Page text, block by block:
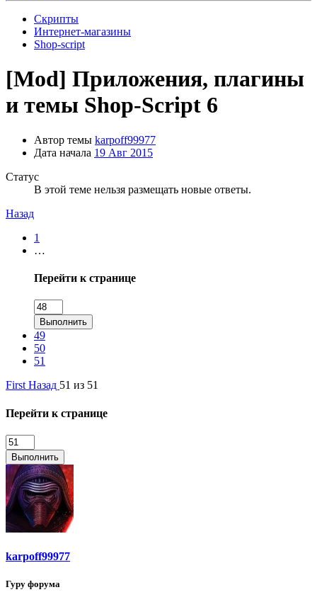
Скрипты
Интернет-магазины
Shop-script
[Mod] Приложения, плагины
и темы Shop-Script 6
Автор темы karpoff99977
Дата начала 19 Авг 2015
Статус
В этой теме нельзя размещать новые ответы.
Назад
1
…
Перейти к странице
Выполнить
49
50
51
First Назад 51 из 51
Перейти к странице
Выполнить
karpoff99977
Гуру форума